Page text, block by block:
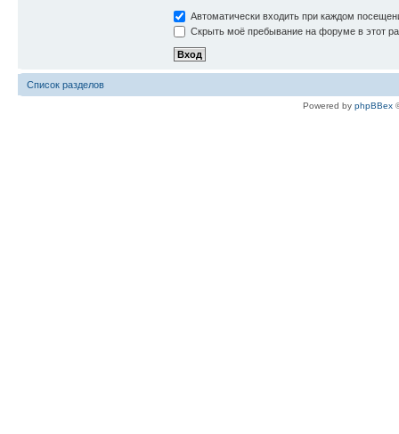
Автоматически входить при каждом
Скрыть моё пребывание на форуме в этот
Список разделов
Powered by phpBBex